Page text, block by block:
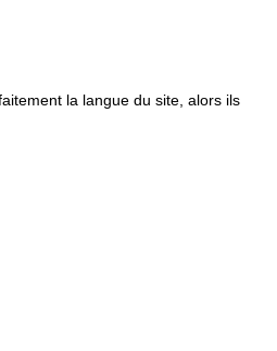
la langue du site, alors ils